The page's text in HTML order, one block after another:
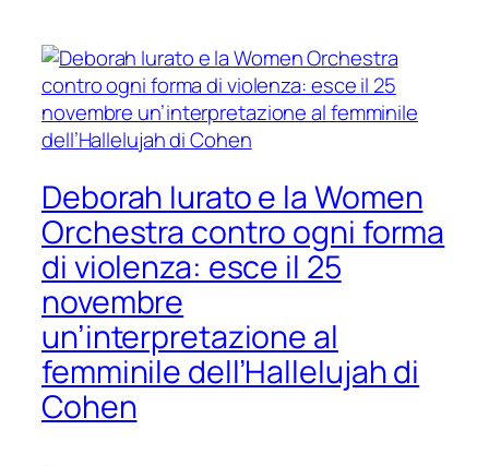
Deborah Iurato e la Women
Orchestra contro ogni forma
di violenza: esce il 25
novembre
un’interpretazione al
femminile dell’Hallelujah di
Cohen